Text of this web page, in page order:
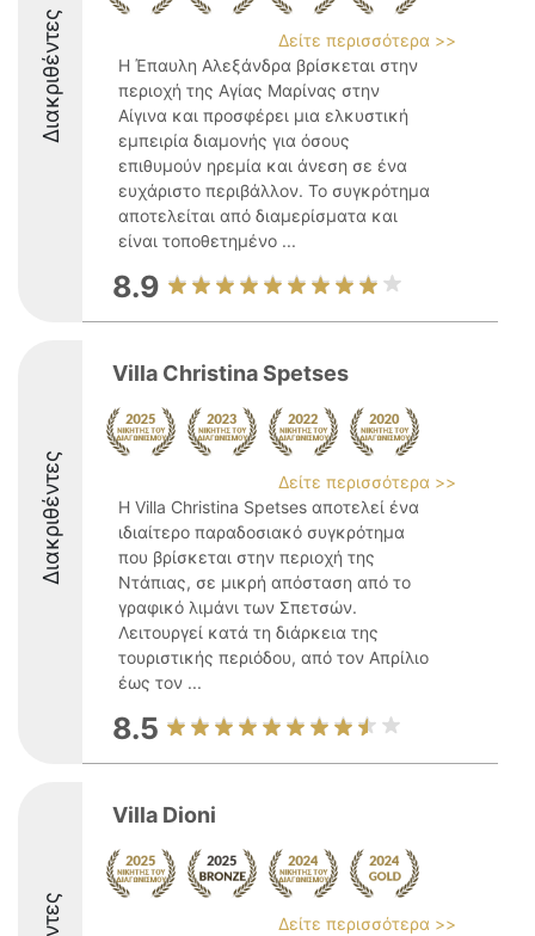
Διακριθέντες
Δείτε περισσότερα >>
Η Έπαυλη Αλεξάνδρα βρίσκεται στην
περιοχή της Αγίας Μαρίνας στην
Αίγινα και προσφέρει μια ελκυστική
εμπειρία διαμονής για όσους
επιθυμούν ηρεμία και άνεση σε ένα
ευχάριστο περιβάλλον. Το συγκρότημα
αποτελείται από διαμερίσματα και
είναι τοποθετημένο ...
8.9
Διακριθέντες
Villa Christina Spetses
Δείτε περισσότερα >>
Η Villa Christina Spetses αποτελεί ένα
ιδιαίτερο παραδοσιακό συγκρότημα
που βρίσκεται στην περιοχή της
Ντάπιας, σε μικρή απόσταση από το
γραφικό λιμάνι των Σπετσών.
Λειτουργεί κατά τη διάρκεια της
τουριστικής περιόδου, από τον Απρίλιο
έως τον ...
8.5
Villa Dioni
Δείτε περισσότερα >>